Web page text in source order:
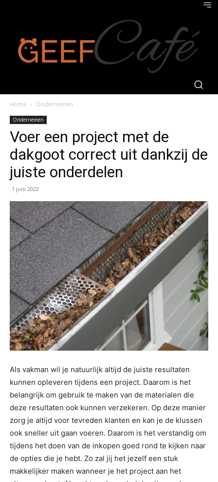
Home Ondernemen
Ondernemen
Voer een project met de
dakgoot correct uit dankzij de
juiste onderdelen
1 juni 2022
Als vakman wil je natuurlijk altijd de juiste resultaten
kunnen opleveren tijdens een project. Daarom is het
belangrijk om gebruik te maken van de materialen die
deze resultaten ook kunnen verzekeren. Op deze manier
zorg je altijd voor tevreden klanten en kan je de klussen
ook sneller uit gaan voeren. Daarom is het verstandig om
tijdens het doen van de inkopen goed rond te kijken naar
de opties die je hebt. Zo zal jij het jezelf een stuk
makkelijker maken wanneer je het project aan het